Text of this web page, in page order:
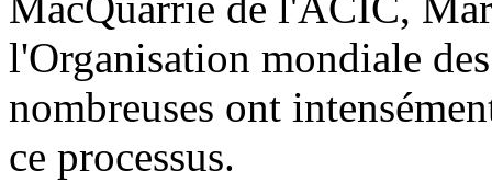
l'Organisation mondiale
nombreuses ont
ce processus.